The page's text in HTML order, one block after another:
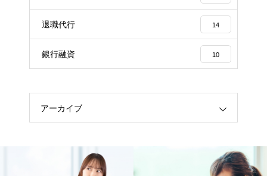
退職代行 14
銀行融資 10
アーカイブ